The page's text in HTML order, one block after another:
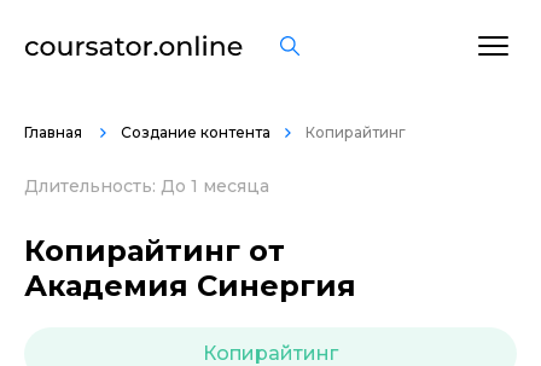
Главная Создание контента Копирайтинг
Длительность: До 1 месяца
Копирайтинг от
Академия Синергия
Копирайтинг